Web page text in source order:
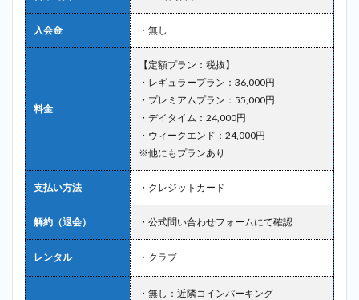
入会金 ・無し
料金
【定額プラン：税抜】
・レギュラープラン：36,000円
・プレミアムプラン：55,000円
・デイタイム：24,000円
・ウィークエンド：24,000円
※他にもプランあり
支払い方法 ・クレジットカード
解約（退会） ・公式問い合わせフォームにて確認
レンタル ・クラブ
・無し：近隣コインパーキング